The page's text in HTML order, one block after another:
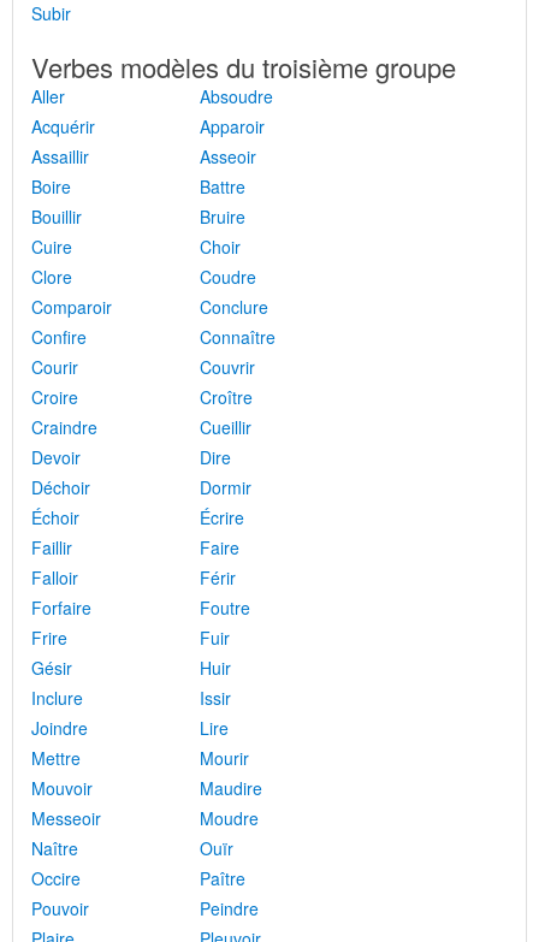
Subir
Verbes modèles du troisième groupe
Aller
Absoudre
Acquérir
Apparoir
Assaillir
Asseoir
Boire
Battre
Bouillir
Bruire
Cuire
Choir
Clore
Coudre
Comparoir
Conclure
Confire
Connaître
Courir
Couvrir
Croire
Croître
Craindre
Cueillir
Devoir
Dire
Déchoir
Dormir
Échoir
Écrire
Faillir
Faire
Falloir
Férir
Forfaire
Foutre
Frire
Fuir
Gésir
Huir
Inclure
Issir
Joindre
Lire
Mettre
Mourir
Mouvoir
Maudire
Messeoir
Moudre
Naître
Ouïr
Occire
Paître
Pouvoir
Peindre